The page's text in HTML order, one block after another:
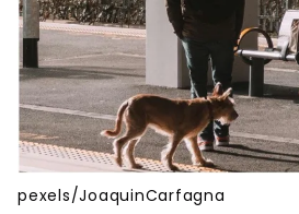
pexels/JoaquinCarfagna